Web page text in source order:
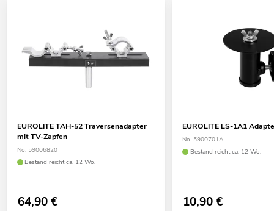
EUROLITE TAH-52 Traversenadapter
mit TV-Zapfen
No. 59006820
Bestand reicht ca. 12 Wo.
64,90€
EUROLITE LS-1A1
No. 5900701A
Bestand reicht ca. 12 Wo.
10,90€